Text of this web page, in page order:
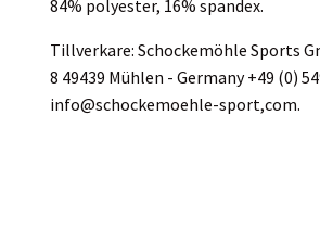
84% polyester, 16% spandex.
Tillverkare: Schockemöhle Sports
8 49439 Mühlen - Germany +49 (0)
info@schockemoehle-sport,com.